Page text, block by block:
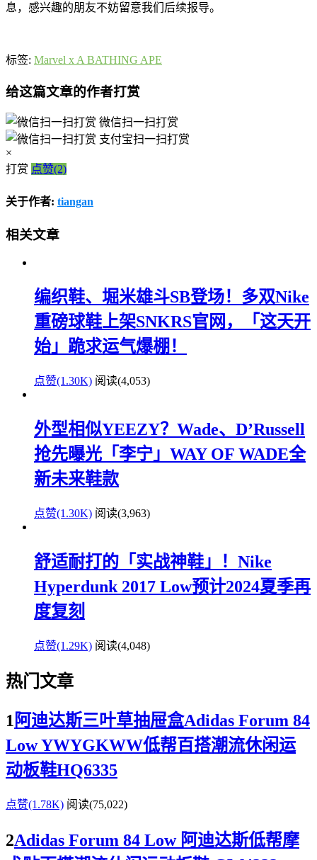
息，感兴趣的朋友不妨留意我们后续报导。
标签: Marvel x A BATHING APE︎
给这篇文章的作者打赏
微信扫一扫打赏
支付宝扫一扫打赏
×
打赏 点赞(2)
关于作者: tiangan
相关文章
编织鞋、堀米雄斗SB登场！多双Nike
重磅球鞋上架SNKRS官网，「这天开
始」跪求运气爆棚！
点赞(1.30K) 阅读(4,053)
外型相似YEEZY？Wade、D’Russell
抢先曝光「李宁」WAY OF WADE全
新未来鞋款
点赞(1.30K) 阅读(3,963)
舒适耐打的「实战神鞋」！Nike
Hyperdunk 2017 Low预计2024夏季再
度复刻
点赞(1.29K) 阅读(4,048)
热门文章
1 阿迪达斯三叶草抽屉盒Adidas Forum 84
Low YWYGKWW低帮百搭潮流休闲运
动板鞋HQ6335
点赞(1.78K) 阅读(75,022)
2Adidas Forum 84 Low 阿迪达斯低帮摩